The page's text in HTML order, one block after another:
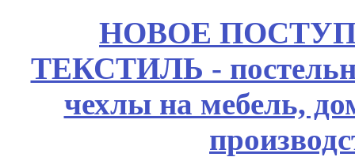
НОВОЕ
ТЕКСТИЛЬ -
чехлы на мебель,